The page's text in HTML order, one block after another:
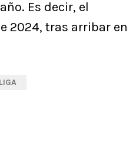
Es decir, el
2024, tras arribar en